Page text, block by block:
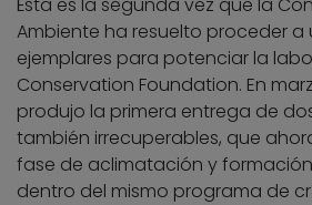
Ambiente ha resuelto proceder a
ejemplares para potenciar la
Conservation Foundation. En
produjo la primera entrega de
también irrecuperables, que
fase de aclimatación y
dentro del mismo programa de